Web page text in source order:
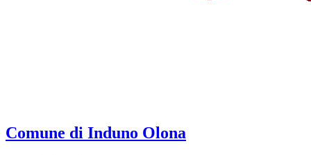
Comune di Induno Olona